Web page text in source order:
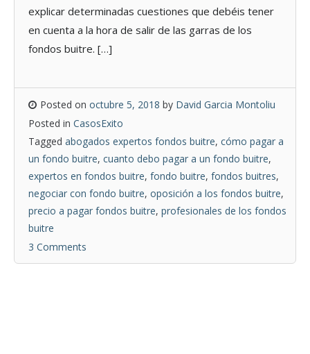
explicar determinadas cuestiones que debéis tener
en cuenta a la hora de salir de las garras de los
fondos buitre. […]
Posted on octubre 5, 2018 by David Garcia Montoliu
Posted in CasosExito
Tagged abogados expertos fondos buitre, cómo pagar a
un fondo buitre, cuanto debo pagar a un fondo buitre,
expertos en fondos buitre, fondo buitre, fondos buitres,
negociar con fondo buitre, oposición a los fondos buitre,
precio a pagar fondos buitre, profesionales de los fondos
buitre
3 Comments